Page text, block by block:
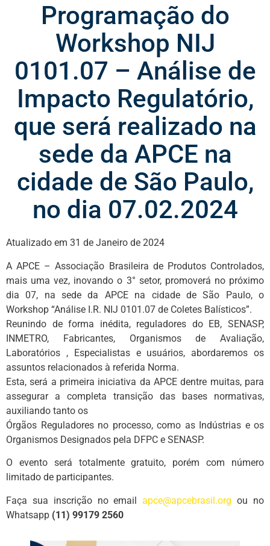
Programação do
Workshop NIJ
0101.07 – Análise de
Impacto Regulatório,
que será realizado na
sede da APCE na
cidade de São Paulo,
no dia 07.02.2024
Atualizado em 31 de Janeiro de 2024
A APCE – Associação Brasileira de Produtos Controlados,
mais uma vez, inovando o 3° setor, promoverá no próximo
dia 07, na sede da APCE na cidade de São Paulo, o
Workshop “Análise I.R. NIJ 0101.07 de Coletes Balísticos”.
Reunindo de forma inédita, reguladores do EB, SENASP,
INMETRO, Fabricantes, Organismos de Avaliação,
Laboratórios , Especialistas e usuários, abordaremos os
assuntos relacionados à referida Norma.
Esta, será a primeira iniciativa da APCE dentre muitas, para
assegurar a completa transição das bases normativas,
auxiliando tanto os
Órgãos Reguladores no processo, como as Indústrias e os
Organismos Designados pela DFPC e SENASP.
O evento será totalmente gratuito, porém com número
limitado de participantes.
Faça sua inscrição no emailapce@apcebrasil.org ou no
Whatsapp (11) 99179 2560